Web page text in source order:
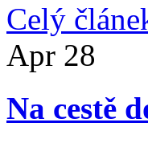
Celý
Apr 28
Na cestě